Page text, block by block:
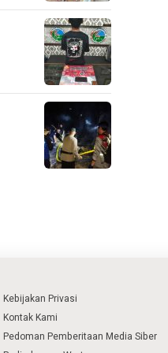
Kebijakan Privasi
Kontak Kami
Pedoman Pemberitaan Media Siber